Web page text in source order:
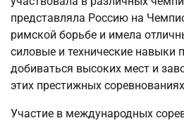
представляла Россию на
римской борьбе и имела
силовые и технические навыки
добиваться высоких мест и
этих престижных
Участие в международных